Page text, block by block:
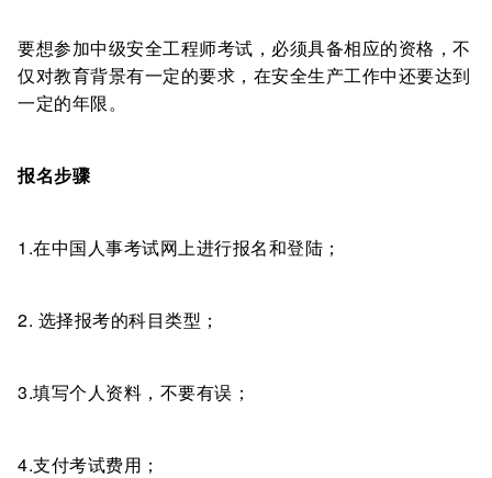
要想参加中级安全工程师考试，必须具备相应的资格，不
仅对教育背景有一定的要求，在安全生产工作中还要达到
一定的年限。
报名步骤
1.在中国人事考试网上进行报名和登陆；
2. 选择报考的科目类型；
3.填写个人资料，不要有误；
4.支付考试费用；